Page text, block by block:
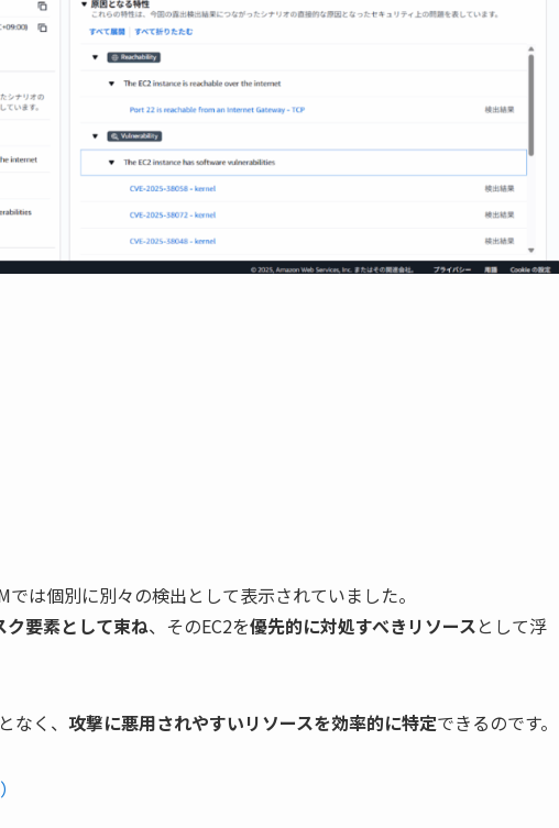
は個別に別々の検出として表示されていました。
ク要素として束ね、そのEC2を優先的に対処すべきリソースとして浮
く、 攻撃に悪用されやすいリソースを効率的に特定できるのです。